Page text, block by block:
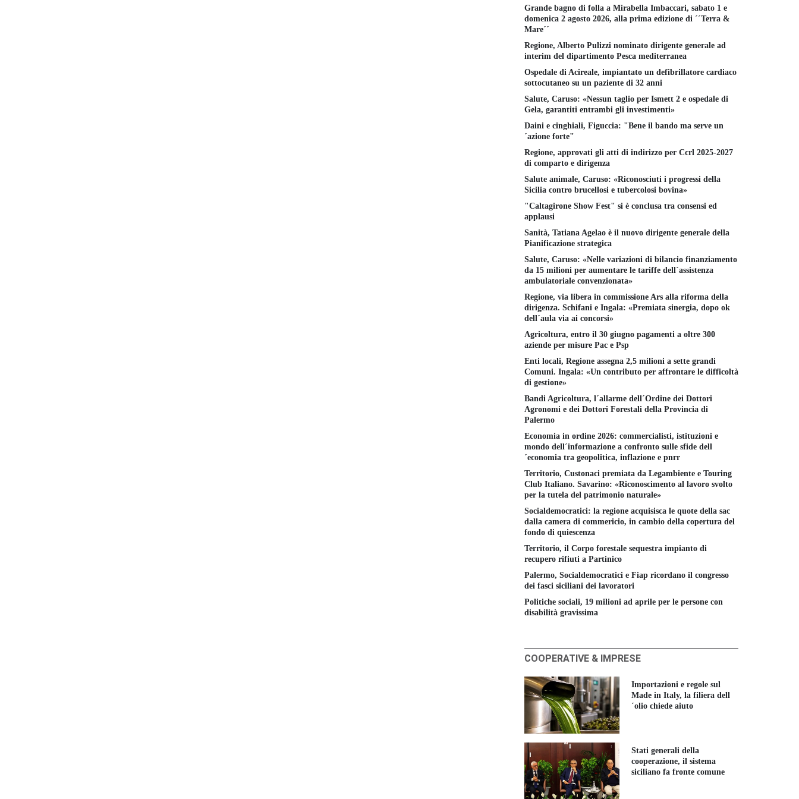
Grande bagno di folla a Mirabella Imbaccari, sabato 1 e
domenica 2 agosto 2026, alla prima edizione di ´´Terra &
Mare´´
Regione, Alberto Pulizzi nominato dirigente generale ad
interim del dipartimento Pesca mediterranea
Ospedale di Acireale, impiantato un defibrillatore cardiaco
sottocutaneo su un paziente di 32 anni
Salute, Caruso: «Nessun taglio per Ismett 2 e ospedale di
Gela, garantiti entrambi gli investimenti»
Daini e cinghiali, Figuccia: "Bene il bando ma serve un
´azione forte"
Regione, approvati gli atti di indirizzo per Ccrl 2025-2027
di comparto e dirigenza
Salute animale, Caruso: «Riconosciuti i progressi della
Sicilia contro brucellosi e tubercolosi bovina»
"Caltagirone Show Fest" si è conclusa tra consensi ed
applausi
Sanità, Tatiana Agelao è il nuovo dirigente generale della
Pianificazione strategica
Salute, Caruso: «Nelle variazioni di bilancio finanziamento
da 15 milioni per aumentare le tariffe dell´assistenza
ambulatoriale convenzionata»
Regione, via libera in commissione Ars alla riforma della
dirigenza. Schifani e Ingala: «Premiata sinergia, dopo ok
dell´aula via ai concorsi»
Agricoltura, entro il 30 giugno pagamenti a oltre 300
aziende per misure Pac e Psp
Enti locali, Regione assegna 2,5 milioni a sette grandi
Comuni. Ingala: «Un contributo per affrontare le difficoltà
di gestione»
Bandi Agricoltura, l´allarme dell´Ordine dei Dottori
Agronomi e dei Dottori Forestali della Provincia di
Palermo
Economia in ordine 2026: commercialisti, istituzioni e
mondo dell´informazione a confronto sulle sfide dell
´economia tra geopolitica, inflazione e pnrr
Territorio, Custonaci premiata da Legambiente e Touring
Club Italiano. Savarino: «Riconoscimento al lavoro svolto
per la tutela del patrimonio naturale»
Socialdemocratici: la regione acquisisca le quote della sac
dalla camera di commericio, in cambio della copertura del
fondo di quiescenza
Territorio, il Corpo forestale sequestra impianto di
recupero rifiuti a Partinico
Palermo, Socialdemocratici e Fiap ricordano il congresso
dei fasci siciliani dei lavoratori
Politiche sociali, 19 milioni ad aprile per le persone con
disabilità gravissima
COOPERATIVE & IMPRESE
Importazioni e regole sul
Made in Italy, la filiera dell
´olio chiede aiuto
Stati generali della
cooperazione, il sistema
siciliano fa fronte comune